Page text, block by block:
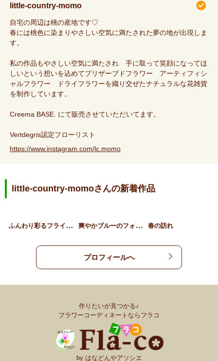
little-country-momo
自宅の周辺は桃の産地です♡
春には桃色に染まりやさしい空気に満たされた夢の地が出現しま
す。
私の作品もやさしい空気に満たされ 手に取って笑顔になってほ
しいという想いを込めてプリザーブドフラワー アーティフィシ
ャルフラワー ドライフラワーを織り交ぜたナチュラルな花雑貨
を制作しています。
Creema BASE. にて販売させていただいてます。
Vertdegris認定フローリスト
https://www.instagram.com/lc.momo
little-country-momoさんの新着作品
ふ
んわり彩るフライングリー… 爽
やかブルーのフォトフレー… 春の訪れ
プロフィールへ
作りたいが見つかる♪
フラワーコーディネートならフラコ
by はなどんやアソシエ